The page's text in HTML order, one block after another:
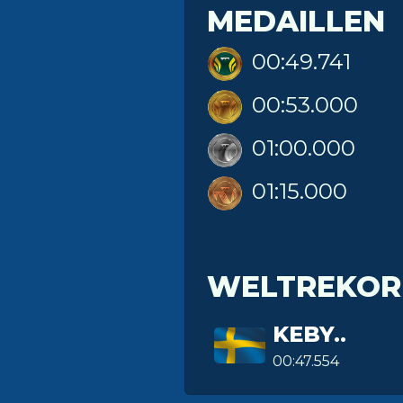
MEDAILLEN
00:49.741
00:53.000
01:00.000
01:15.000
KEBY..
00:47.554